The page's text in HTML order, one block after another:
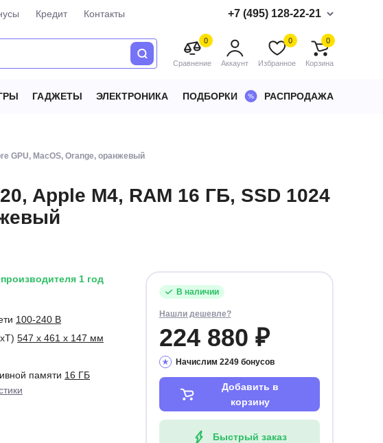
Кредит Контакты +7 (495) 128-22-21
0
Сравнение Аккаунт
0
Избранное
0
Корзина
ГАДЖЕТЫ ЭЛЕКТРОНИКА ПОДБОРКИ РАСПРОДАЖА
GPU, MacOS, Orange, оранжевый
Apple M4, RAM 16 ГБ, SSD 1024
1 год
100-240 В
547 x 461 x 147 мм
памяти 16 ГБ
В наличии
Нашли дешевле?
224 880 ₽
Начислим 2249 бонусов
Добавить в
корзину
Быстрый заказ